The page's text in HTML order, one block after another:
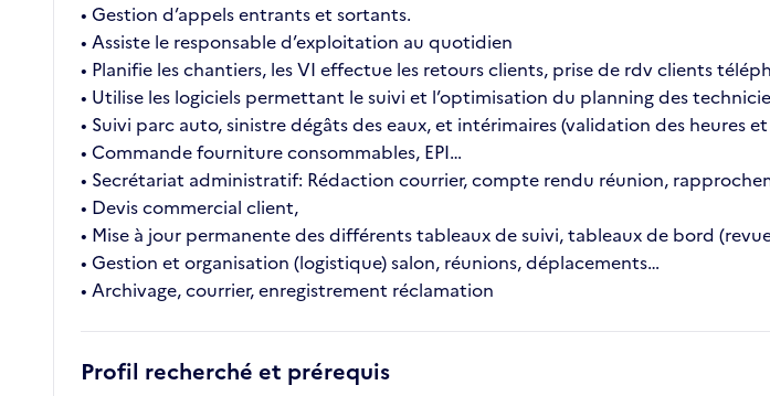
• Gestion d’appels entrants et sortants.
• Assiste le responsable d’exploitation au quotidien
• Planifie les chantiers, les VI effectue les retours clients, prise de rdv clients
• Utilise les logiciels permettant le suivi et l’optimisation du planning des
• Suivi parc auto, sinistre dégâts des eaux, et intérimaires (validation des heures
• Commande fourniture consommables, EPI…
• Secrétariat administratif: Rédaction courrier, compte rendu réunion,
• Devis commercial client,
• Mise à jour permanente des différents tableaux de suivi, tableaux de bord
• Gestion et organisation (logistique) salon, réunions, déplacements…
• Archivage, courrier, enregistrement réclamation
Profil recherché et prérequis